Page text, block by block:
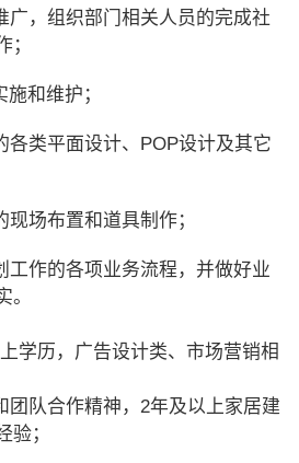
广，组织部门相关人员的完成社
；
和维护；
各类平面设计、POP设计及其它
场布置和道具制作；
工作的各项业务流程，并做好业
。
学历，广告设计类、市场营销相
团队合作精神，2年及以上家居建
验；